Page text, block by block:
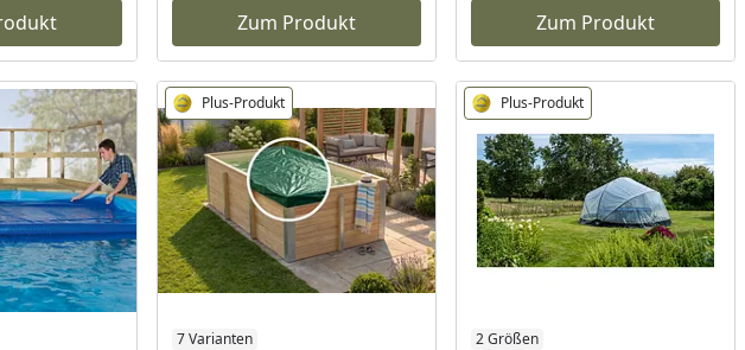
Zum Produkt Zum Produkt
Plus-Produkt
7 Varianten
Plus-Produkt
2 Größen